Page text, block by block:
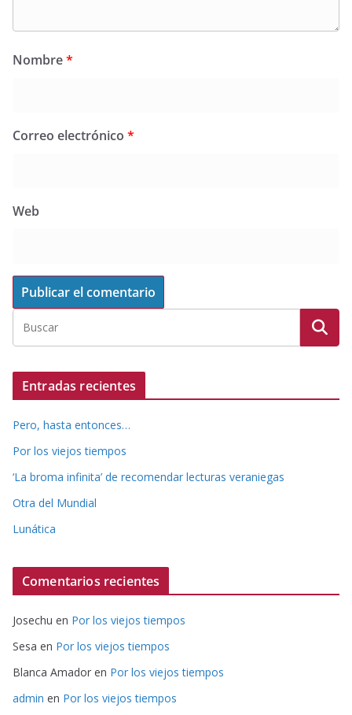
Nombre*
Correo electrónico *
Web
Entradas recientes
Pero, hasta entonces…
Por los viejos tiempos
‘La broma infinita’ de recomendar lecturas veraniegas
Otra del Mundial
Lunática
Comentarios recientes
Josechu en Por los viejos tiempos
Sesa en Por los viejos tiempos
Blanca Amador en Por los viejos tiempos
admin en Por los viejos tiempos